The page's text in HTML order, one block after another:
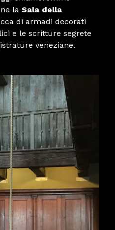
la Sala della
di armadi decorati
e le scritture segrete
veneziane.